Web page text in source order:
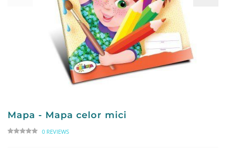
Mapa - Mapa celor mici
0 REVIEWS